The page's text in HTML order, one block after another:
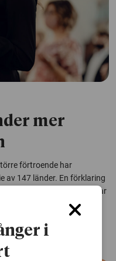
mer
förtroende har
av 147 länder. En förklaring
mellan länder, menar
i